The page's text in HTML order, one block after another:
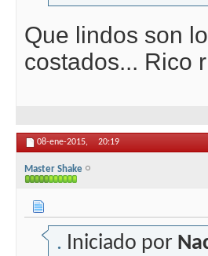
Que lindos son
costados... Rico
08-ene-2015, 20:19
Master Shake
. Iniciado por